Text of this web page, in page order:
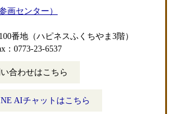
画センター）
番地（ハピネスふくちやま3階）
：0773-23-6537
合わせはこちら
AIチャットはこちら